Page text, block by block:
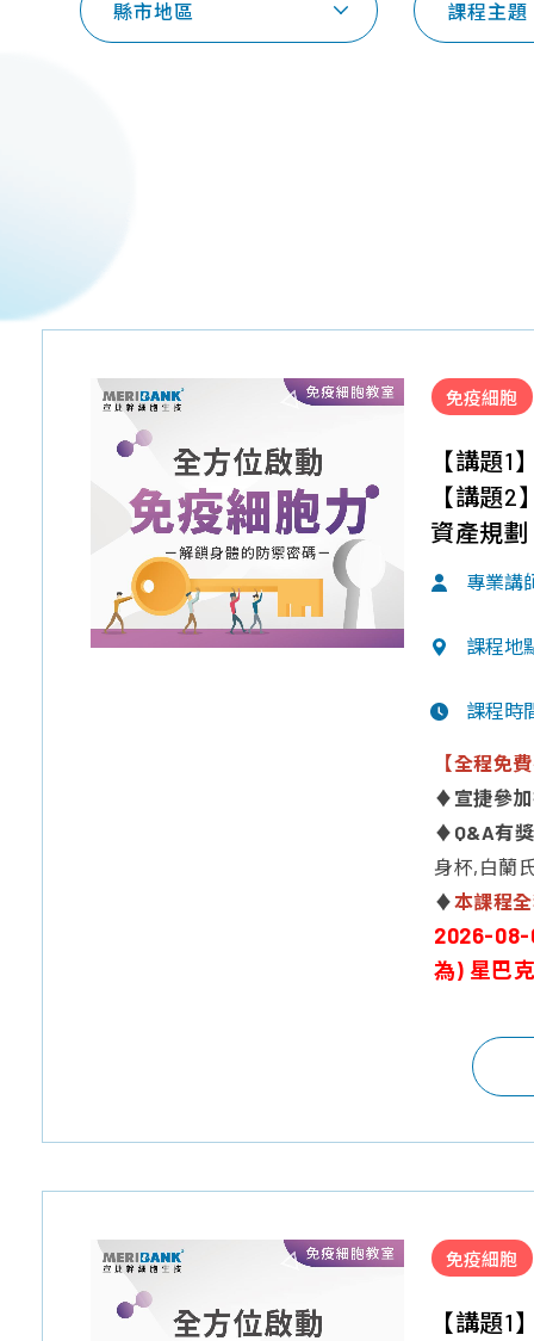
縣市地區 課程主題
免疫細胞
【講題
【講題
資產規劃
專業講
課程地
課程時
【全程免
♦ 宣捷參
♦ Q&A有
身杯,白蘭
♦本課程
2026-08-
為) 星巴
免疫細胞
【講題